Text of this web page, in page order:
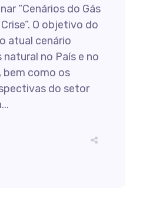
“Cenários do Gás
O objetivo do
atual cenário
no País e no
bem como os
do setor